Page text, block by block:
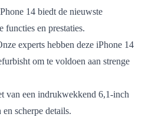
14 biedt de nieuwste
functies en prestaties.
experts hebben deze iPhone 14
om te voldoen aan strenge
van een indrukwekkend 6,1-inch
scherpe details.